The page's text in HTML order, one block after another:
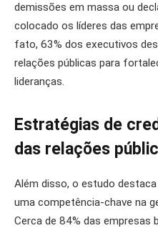
demissões em massa ou
colocado os líderes das
fato, 63% dos executivos
relações públicas para
lideranças.
Estratégias de
das relações
Além disso, o estudo
uma competência-chave na
Cerca de 84% das empresas